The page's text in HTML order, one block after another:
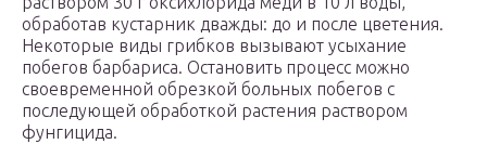
обработав кустарник дважды: до и после цветения.
Некоторые виды грибков вызывают усыхание
побегов барбариса. Остановить процесс можно
своевременной обрезкой больных побегов с
последующей обработкой растения раствором
фунгицида.